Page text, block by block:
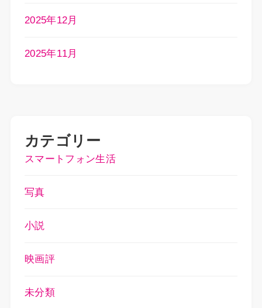
2025年12月
2025年11月
カテゴリー
スマートフォン生活
写真
小説
映画評
未分類